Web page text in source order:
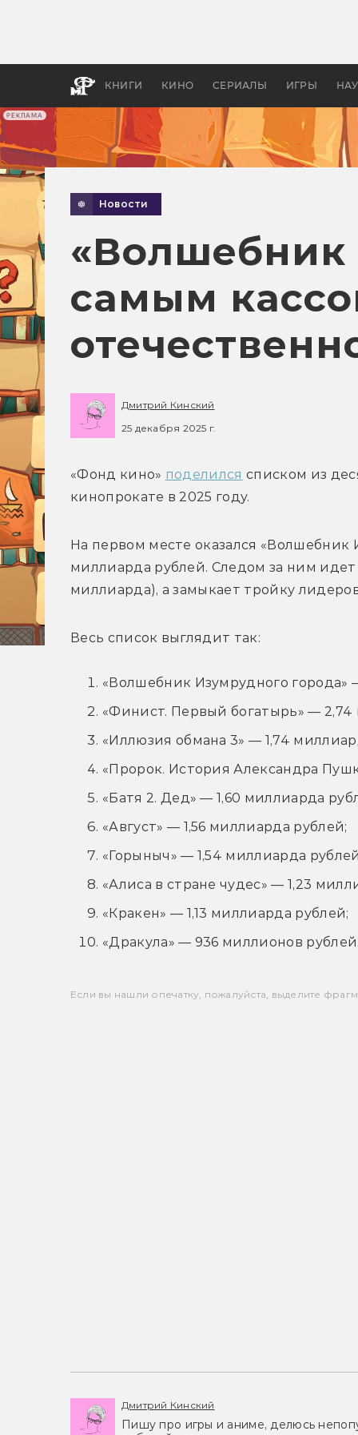
РЕКЛАМА
КНИГИ КИНО СЕРИАЛЫ ИГРЫ
бы
Новости
«Волшебник
самым
Дмитрий Кинский
25 декабря 2025 г.
«Фонд кино» поделился списком из
кинопрокате в 2025 году.
На первом месте оказался «Волшебник
миллиарда рублей. Следом за ним
миллиарда), а замыкает тройку
Весь список выглядит так:
«Волшебник Изумрудного города»
«Финист. Первый богатырь» — 2,74
«Иллюзия обмана 3» — 1,74
«Пророк. История Александра
«Батя 2. Дед» — 1,60 миллиарда
«Август» — 1,56 миллиарда рублей;
«Горыныч» — 1,54 миллиарда
«Алиса в стране чудес» — 1,23
«Кракен» — 1,13 миллиарда рублей;
«Дракула» — 936 миллионов рублей.
Если вы нашли опечатку, пожалуйста, выделите
Дмитрий Кинский
Пишу про игры и аниме, делюсь